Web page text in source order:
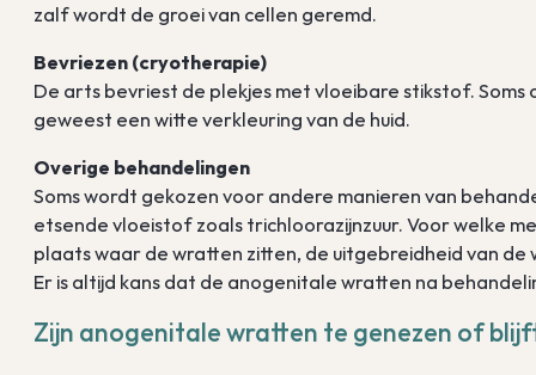
zalf wordt de groei van cellen geremd.
Bevriezen (cryotherapie)
De arts bevriest de plekjes met vloeibare stikstof.
geweest een witte verkleuring van de huid.
Overige behandelingen
Soms wordt gekozen voor andere manieren van
etsende vloeistof zoals trichloorazijnzuur. Voor welke
plaats waar de wratten zitten, de uitgebreidheid van
Er is altijd kans dat de anogenitale wratten na
Zijn anogenitale wratten te genezen of